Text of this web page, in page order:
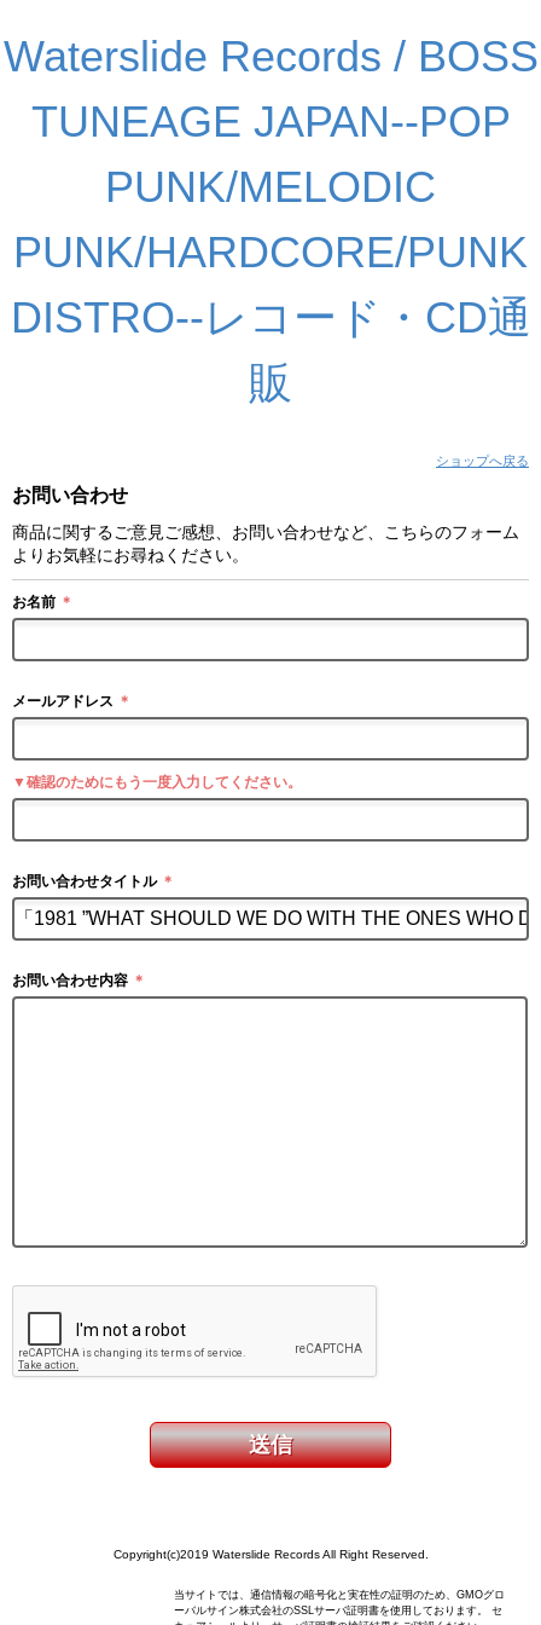
Waterslide Records / BOSS
TUNEAGE JAPAN--POP
PUNK/MELODIC
PUNK/HARDCORE/PUNK
DISTRO--レコード・CD通
販
ショップへ戻る
お問い合わせ
商品に関するご意見ご感想、お問い合わせなど、こちらのフォーム
よりお気軽にお尋ねください。
お名前 ＊
メールアドレス ＊
▼確認のためにもう一度入力してください。
お問い合わせタイトル ＊
お問い合わせ内容 ＊
Copyright(c)2019 Waterslide Records All Right Reserved.
当サイトでは、通信情報の暗号化と実在性の証明のため、GMOグロ
ーバルサイン株式会社のSSLサーバ証明書を使用しております。 セ